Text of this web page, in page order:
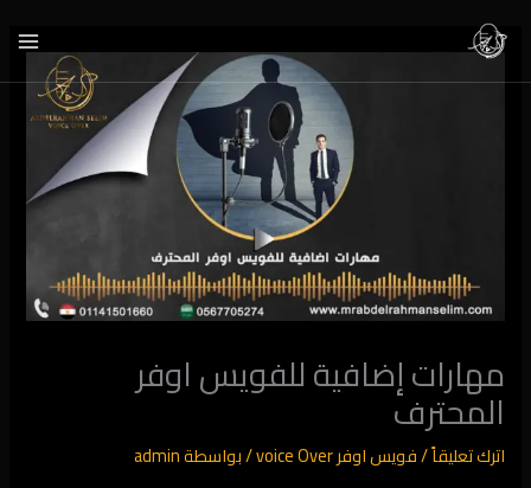
تخطي
المحتوى
مهارات إضافية للفويس اوفر
المحترف
اترك تعليقاً/فويس اوفر voice Over / بواسطةadmin